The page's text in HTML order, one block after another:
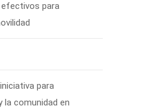
efectivos para
para
comunidad en